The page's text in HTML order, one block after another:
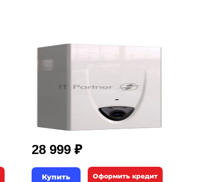
28 999 ₽
Купить Оформить кредит